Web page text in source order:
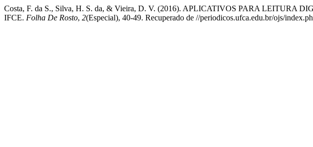
Costa, F. da S., Silva, H. S. da, & Vieira, D. V. (2016). APLICATIVOS PARA
IFCE. Folha De Rosto, 2(Especial), 40-49. Recuperado de //periodicos.ufca.edu.br/ojs/